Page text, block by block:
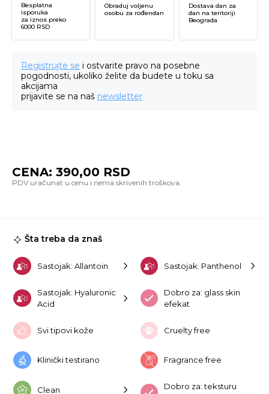
Besplatna
isporuka
za iznos preko
6000 RSD
Obraduj voljenu
osobu za rođendan
Dostava dan za
dan na teritoriji
Beograda
Registrujte se i ostvarite pravo na posebne
pogodnosti, ukoliko želite da budete u toku sa
akcijama
prijavite se na naš newsletter
CENA: 390,00 RSD
Šta treba da znaš
Sastojak: Allantoin Sastojak: Panthenol
Sastojak: Hyaluronic
Acid
Dobro za: glass skin
efekat
Svi tipovi kože Cruelty free
Klinički testirano Fragrance free
Clean
Dobro za: teksturu